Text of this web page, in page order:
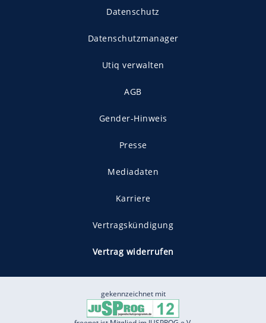
Datenschutz
Datenschutzmanager
Utiq verwalten
AGB
Gender-Hinweis
Presse
Mediadaten
Karriere
Vertragskündigung
Vertrag widerrufen
gekennzeichnet mit